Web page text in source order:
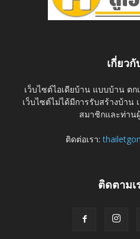
เกี่ยวกั
เว็บไซต์ไอเดียบ้าน แบบบ้าน ต
เว็บไซต์ไม่ได้มีการรับสร้างบ้าน
สมาชิกและท่าน
ติดต่อเรา:
ติดตามเ